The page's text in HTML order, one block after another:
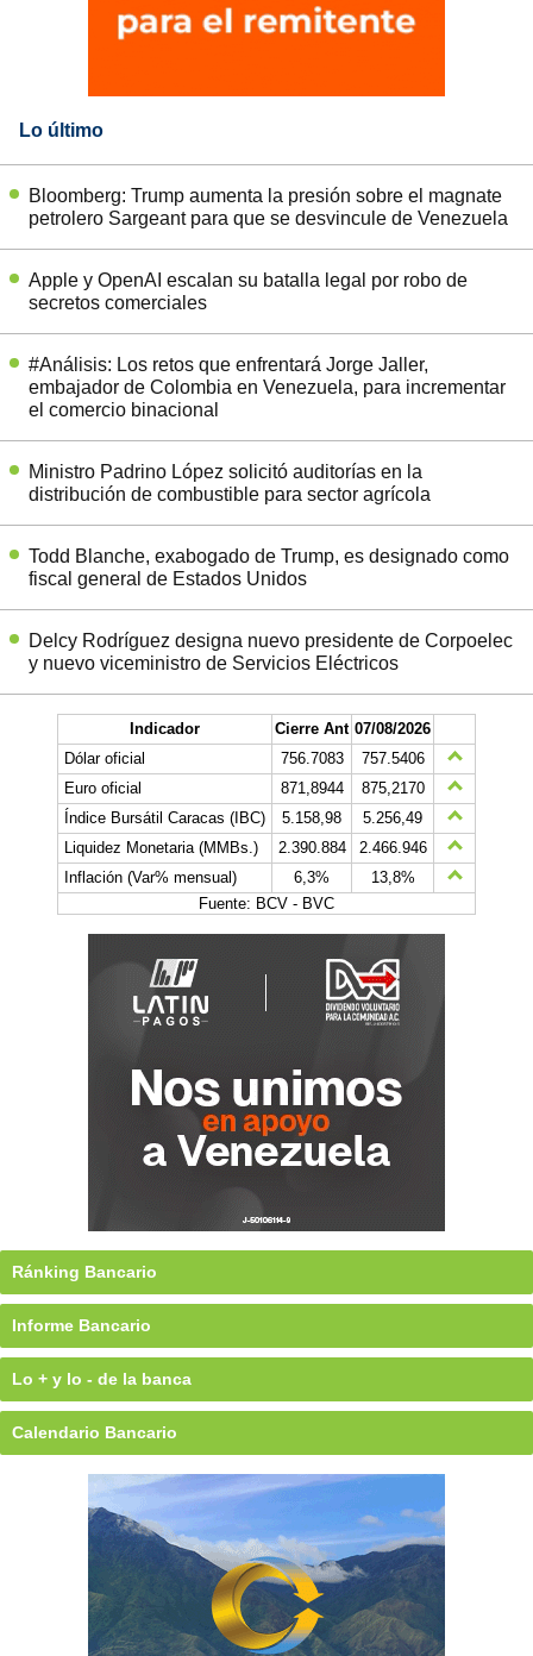
Lo último
Bloomberg: Trump aumenta la presión sobre el magnate
petrolero Sargeant para que se desvincule de Venezuela
Apple y OpenAI escalan su batalla legal por robo de
secretos comerciales
#Análisis: Los retos que enfrentará Jorge Jaller,
embajador de Colombia en Venezuela, para incrementar
el comercio binacional
Ministro Padrino López solicitó auditorías en la
distribución de combustible para sector agrícola
Todd Blanche, exabogado de Trump, es designado como
fiscal general de Estados Unidos
Delcy Rodríguez designa nuevo presidente de Corpoelec
y nuevo viceministro de Servicios Eléctricos
Indicador Cierre Ant 07/08/2026
Dólar oficial
756.7083
757.5406
Euro oficial
871,8944
875,2170
Índice Bursátil Caracas (IBC)
5.158,98
5.256,49
Liquidez Monetaria (MMBs.)
2.390.884
2.466.946
Inflación (Var% mensual)
6,3%
13,8%
Fuente: BCV - BVC
Ránking Bancario
Informe Bancario
Lo + y lo - de la banca
Calendario Bancario